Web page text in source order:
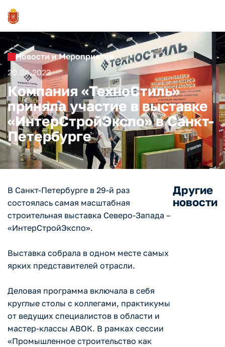
Новости и Мероприятия
20.04.2023
Компания «ТехноСтиль»
приняла участие в выставке
«ИнтерСтройЭкспо» в Санкт-
Петербурге
В Санкт-Петербурге в 29-й раз
состоялась самая масштабная
строительная выставка Северо-Запада –
«ИнтерСтройЭкспо».
Выставка собрала в одном месте самых
ярких представителей отрасли.
Деловая программа включала в себя
круглые столы с коллегами, практикумы
от ведущих специалистов в области и
мастер-классы АВОК. В рамках сессии
«Промышленное строительство как
Другие
новости